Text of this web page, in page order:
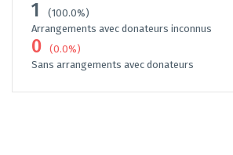
1
(100.0%)
Arrangements avec donateurs inconnus
0
(0.0%)
Sans arrangements avec donateurs